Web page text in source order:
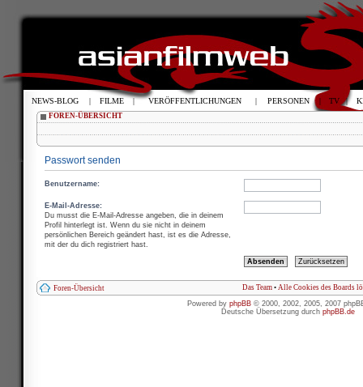
FOREN-ÜBERSICHT
Passwort senden
Benutzername:
E-Mail-Adresse:
Du musst die E-Mail-Adresse angeben, die in deinem
Profil hinterlegt ist. Wenn du sie nicht in deinem
persönlichen Bereich geändert hast, ist es die Adresse,
mit der du dich registriert hast.
Foren-Übersicht Das Team • Alle Cookies des Boards
Powered by phpBB © 2000, 2002, 2005, 2007
Deutsche Übersetzung durch phpBB.de
NEWS-BLOG | FILME | VERÖFFENTLICHUNGEN | PERSONEN | TV |